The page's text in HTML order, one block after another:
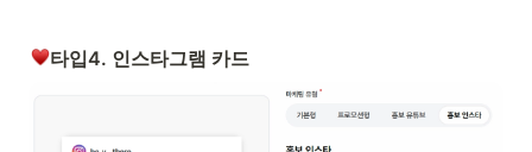
타입4. 인스타그램 카드